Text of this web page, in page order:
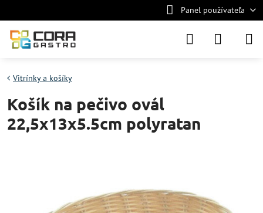
Panel používateľa
Vitrínky a košíky
Košík na pečivo ovál
22,5x13x5.5cm polyratan